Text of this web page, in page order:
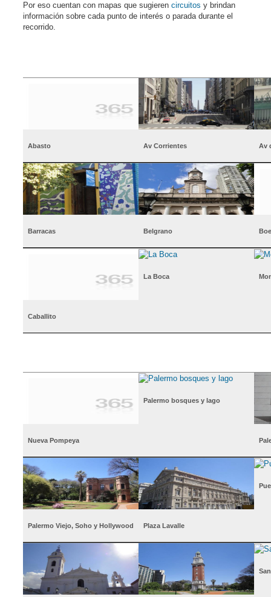
Por eso cuentan con mapas que sugieren circuitos y brindan
información sobre cada punto de interés o parada durante el
recorrido.
Abasto Av Corrientes Av
Barracas Belgrano
Caballito
La Boca
Nueva Pompeya
Palermo bosques y lago
Palermo Viejo, Soho y Hollywood Plaza Lavalle